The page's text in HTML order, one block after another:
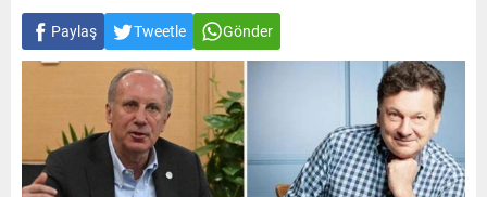
Paylaş Tweetle Gönder